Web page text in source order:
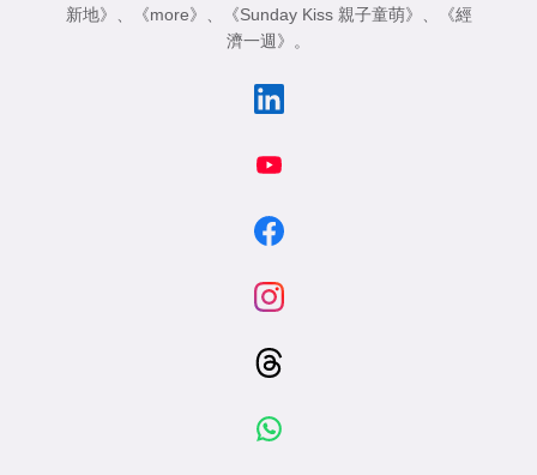
新地》
《more》 《Sunday Kiss 親子童萌》
《經
濟一週》
。